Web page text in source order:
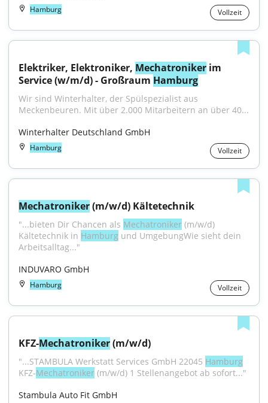
Hamburg Vollzeit
Elektriker, Elektroniker, Mechatroniker im
Service (w/m/d) - Großraum Hamburg
Wir sind Winterhalter, der Spülspezialist aus
Meckenbeuren. Mit über 2.000 Mitarbeitern an über 40...
Winterhalter Deutschland GmbH
Hamburg Vollzeit
Mechatroniker (m/w/d) Kältetechnik
"...bieten Dir Chancen als Mechatroniker (m/w/d)
Kältetechnik in Hamburg und UmgebungWie sieht dein
Arbeitsalltag..."
INDUVARO GmbH
Hamburg Vollzeit
KFZ-Mechatroniker (m/w/d)
"...STAMBULA Werkstatt Services GmbH 22045 Hamburg
KFZ-Mechatroniker (m/w/d) 1 Stellenangebot ab sofort..."
Stambula Auto Fit GmbH